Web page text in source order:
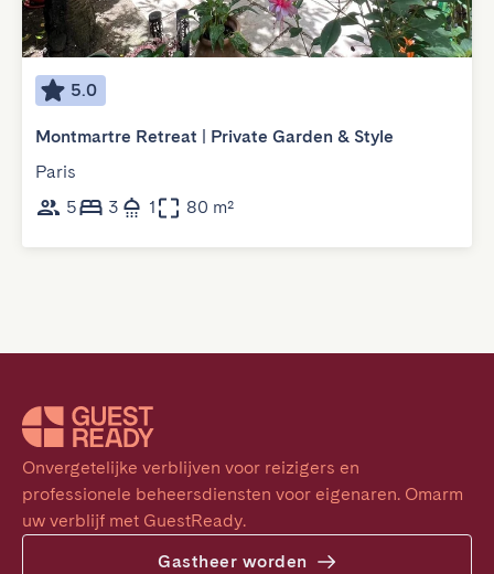
5.0
Montmartre Retreat | Private Garden & Style
Paris
5
3 1 80 m²
Onvergetelijke verblijven voor reizigers en
professionele beheersdiensten voor eigenaren. Omarm
uw verblijf met GuestReady.
Gastheer worden